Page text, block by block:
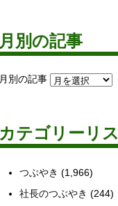
月別の記事
月別の記事
カテゴリーリ
つぶやき (1,966)
社長のつぶやき (244)